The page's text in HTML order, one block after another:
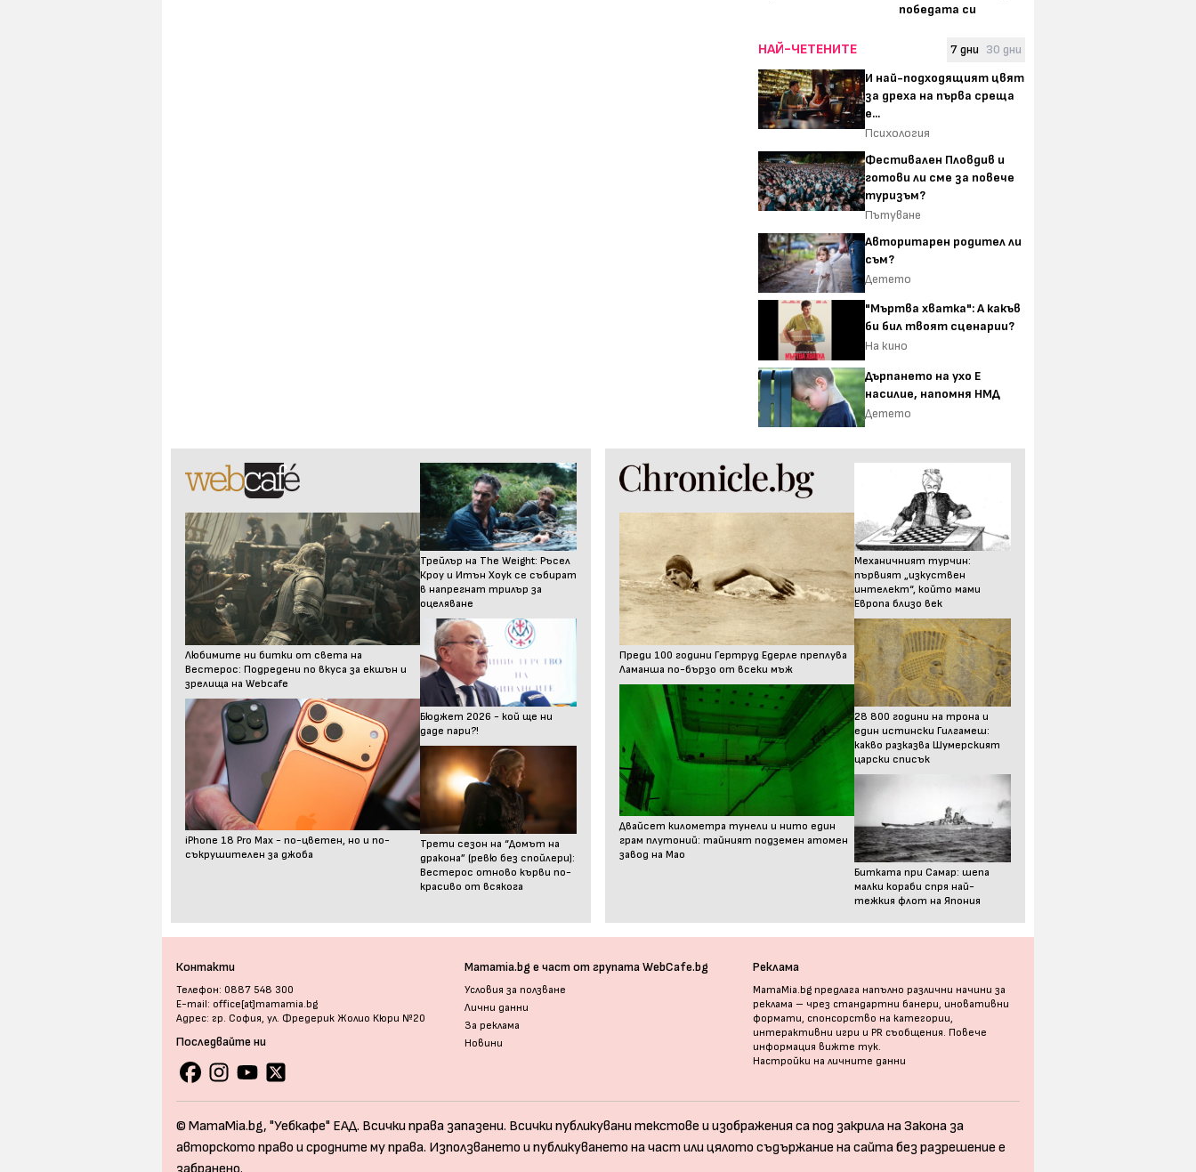
победата си
НАЙ-ЧЕТЕНИТЕ 7 дни 30 дни
И най-подходящият цвят
за дреха на първа среща
е...
Психология
Фестивален Пловдив и
готови ли сме за повече
туризъм?
Пътуване
Авторитарен родител ли
съм?
Детето
"Мъртва хватка": А какъв
би бил твоят сценарии?
На кино
Дърпането на ухо Е
насилие, напомня НМД
Детето
Любимите ни битки от света на
Вестерос: Подредени по вкуса за екшън и
зрелища на Webcafe
iPhone 18 Pro Max - по-цветен, но и по-
съкрушителен за джоба
Трейлър на The Weight: Ръсел
Кроу и Итън Хоук се събират
в напрегнат трилър за
оцеляване
Бюджет 2026 - кой ще ни
даде пари?!
Трети сезон на “Домът на
дракона” (ревю без спойлери):
Вестерос отново кърви по-
красиво от всякога
Преди 100 години Гертруд Едерле преплува
Ламанша по-бързо от всеки мъж
Двайсет километра тунели и нито един
грам плутоний: тайният подземен атомен
завод на Мао
Механичният турчин:
първият „изкуствен
интелект“, който мами
Европа близо век
28 800 години на трона и
един истински Гилгамеш:
какво разказва Шумерският
царски списък
Битката при Самар: шепа
малки кораби спря най-
тежкия флот на Япония
Контакти
Телефон: 0887 548 300
E-mail: office[at]mamamia.bg
Адрес: гр. София, ул. Фредерик Жолио Кюри №20
Последвайте ни
Mamamia.bg е част от групата WebCafe.bg
Условия за ползване
Лични данни
За реклама
Новини
Реклама
MamaMia.bg предлага напълно различни начини за
реклама – чрез стандартни банери, иновативни
формати, спонсорство на категории,
интерактивни игри и PR съобщения. Повече
информация вижте тук.
Настройки на личните данни
© MamaMia.bg, "Уебкафе" ЕАД. Всички права запазени. Всички публикувани текстове и изображения са под закрила на Закона за
авторското право и сродните му права. Използването и публикуването на част или цялото съдържание на сайта без разрешение е